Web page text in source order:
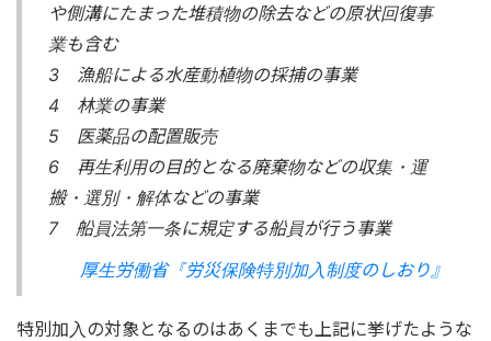
や側溝にたまった堆積物の除去などの原状回復事
業も含む
3 漁船による水産動植物の採捕の事業
4 林業の事業
5 医薬品の配置販売
6 再生利用の目的となる廃棄物などの収集・運
搬・選別・解体などの事業
7 船員法第一条に規定する船員が行う事業
厚生労働省『労災保険特別加入制度のしおり』
特別加入の対象となるのはあくまでも上記に挙げたような